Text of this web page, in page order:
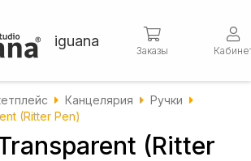
iguana
Заказы
Канцелярия
Ручки
(Ritter Pen)
(Ritter